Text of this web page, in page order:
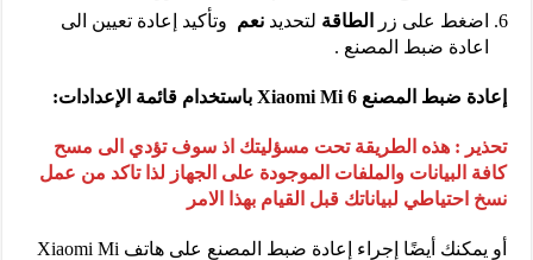
اضغط على زر
الطاقة لتحديد نعم وتأكيد إعادة تعيين الى
اعادة ضبط المصنع .
إعادة ضبط المصنع Xiaomi Mi 6 باستخدام قائمة الإعدادات:
تحذير : هذه الطريقة تحت مسؤليتك اذ سوف تؤدي الى مسح
كافة البيانات والملفات الموجودة على الجهاز لذا تاكد من عمل
نسخ احتياطي لبياناتك قبل القيام بهذا الامر
أو يمكنك أيضًا إجراء إعادة ضبط المصنع على هاتف Xiaomi Mi